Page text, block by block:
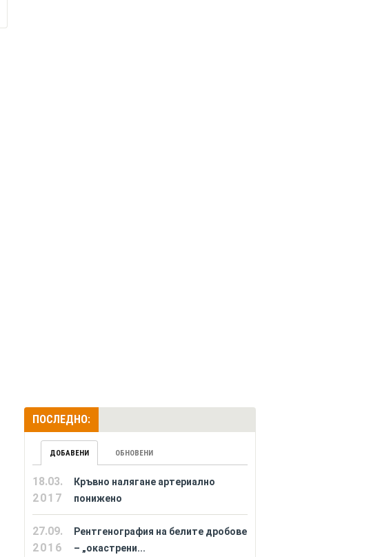
ПОСЛЕДНО:
ДОБАВЕНИ ОБНОВЕНИ
18.03.
2017
Кръвно налягане артериално
понижено
27.09.
2016
Рентгенография на белите дробове
– „окастрени...